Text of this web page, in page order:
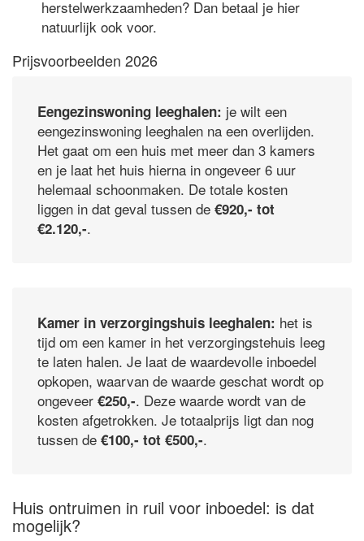
herstelwerkzaamheden? Dan betaal je hier
natuurlijk ook voor.
Prijsvoorbeelden 2026
Eengezinswoning leeghalen: je wilt een
eengezinswoning leeghalen na een overlijden.
Het gaat om een huis met meer dan 3 kamers
en je laat het huis hierna in ongeveer 6 uur
helemaal schoonmaken. De totale kosten
liggen in dat geval tussen de €920,- tot
€2.120,-.
Kamer in verzorgingshuis leeghalen: het is
tijd om een kamer in het verzorgingstehuis leeg
te laten halen. Je laat de waardevolle inboedel
opkopen, waarvan de waarde geschat wordt op
ongeveer €250,-. Deze waarde wordt van de
kosten afgetrokken. Je totaalprijs ligt dan nog
tussen de €100,- tot €500,-.
Huis ontruimen in ruil voor inboedel: is dat
mogelijk?